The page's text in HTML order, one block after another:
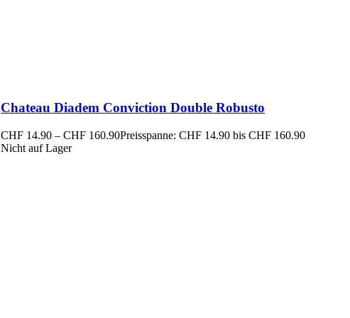
Chateau Diadem Conviction Double Robusto
CHF 14.90 – CHF 160.90Preisspanne: CHF 14.90 bis CHF 160.90
Nicht auf Lager